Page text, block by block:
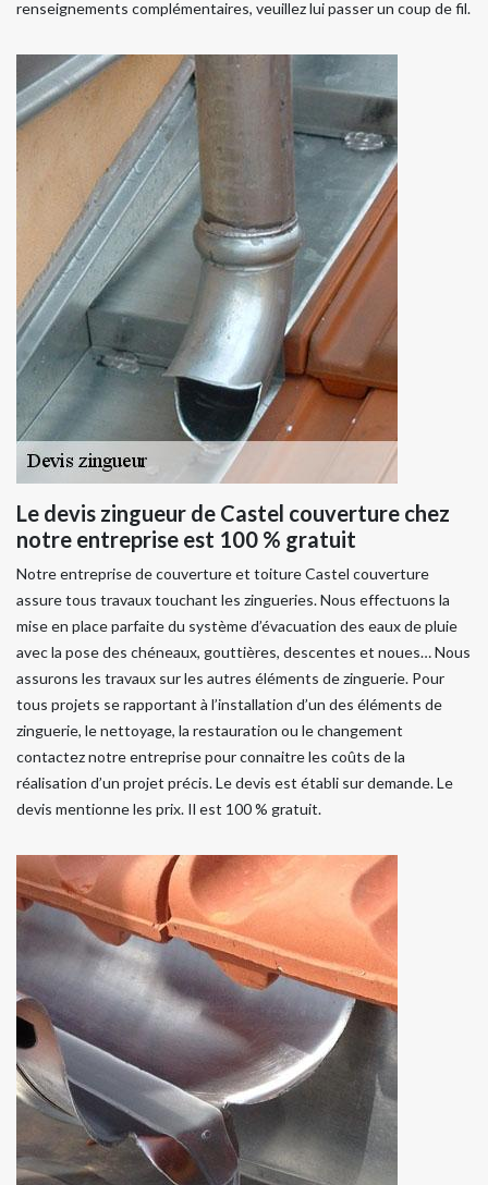
renseignements complémentaires, veuillez lui passer un coup de fil.
Le devis zingueur de Castel couverture chez
notre entreprise est 100 % gratuit
Notre entreprise de couverture et toiture Castel couverture
assure tous travaux touchant les zingueries. Nous effectuons la
mise en place parfaite du système d’évacuation des eaux de pluie
avec la pose des chéneaux, gouttières, descentes et noues… Nous
assurons les travaux sur les autres éléments de zinguerie. Pour
tous projets se rapportant à l’installation d’un des éléments de
zinguerie, le nettoyage, la restauration ou le changement
contactez notre entreprise pour connaitre les coûts de la
réalisation d’un projet précis. Le devis est établi sur demande. Le
devis mentionne les prix. Il est 100 % gratuit.